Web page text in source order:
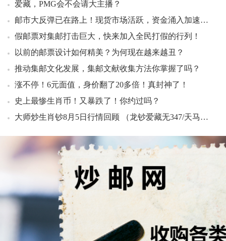
爱藏，PMG会不会请大主播？
邮市大反弹已在路上！现货市场活跃，资金涌入加速上涨！
假邮票对集邮打击巨大，快来加入全民打假的行列！
以前的邮票设计如何精美？为何现在越来越丑？
推动集邮文化发展，集邮文献收集方法你掌握了吗？
涨不停！6元面值，身价翻了20多倍！真封神了！
史上最惨生肖币！又暴跌了！你约过吗？
大师炒生肖钞8月5日行情回顾 （龙钞爱藏无347/天马王标十有人开始拉升了）